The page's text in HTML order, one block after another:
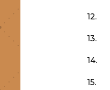
12.
13.
14.
15.